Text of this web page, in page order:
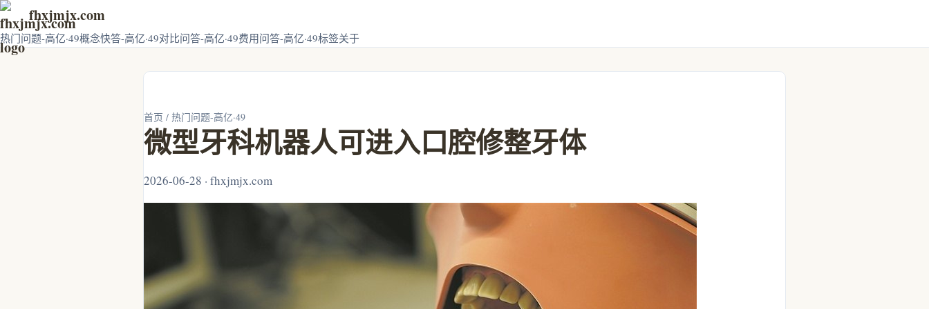
fhxjmjx.com
热门问题-高亿·49概念快答-高亿·49对比问答-高亿·49费用问答-高亿·49标签关于
首页 / 热门问题-高亿·49
微型牙科机器人可进入口腔修整牙体
2026-06-28 · fhxjmjx.com